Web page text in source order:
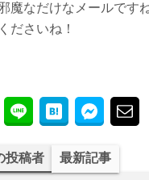
魔なだけなメールですね
ださいね！
投稿者 最新記事